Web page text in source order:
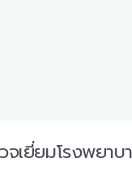
เยี่ยมโรงพยา